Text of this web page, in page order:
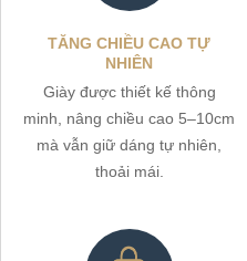
TĂNG CHIỀU CAO TỰ
NHIÊN
Giày được thiết kế thông
minh, nâng chiều cao 5–10cm
mà vẫn giữ dáng tự nhiên,
thoải mái.